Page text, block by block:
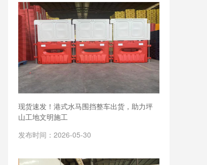
现货速发！港式水马围挡整车出货，助力坪
山工地文明施工
发布时间：2026-05-30